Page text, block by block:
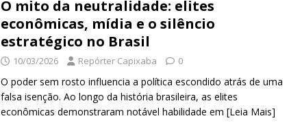
O mito da neutralidade: elites
econômicas, mídia e o silêncio
estratégico no Brasil
10/03/2026 Repórter Capixaba 0
O poder sem rosto influencia a política escondido atrás de uma
falsa isenção. Ao longo da história brasileira, as elites
econômicas demonstraram notável habilidade em [Leia Mais]